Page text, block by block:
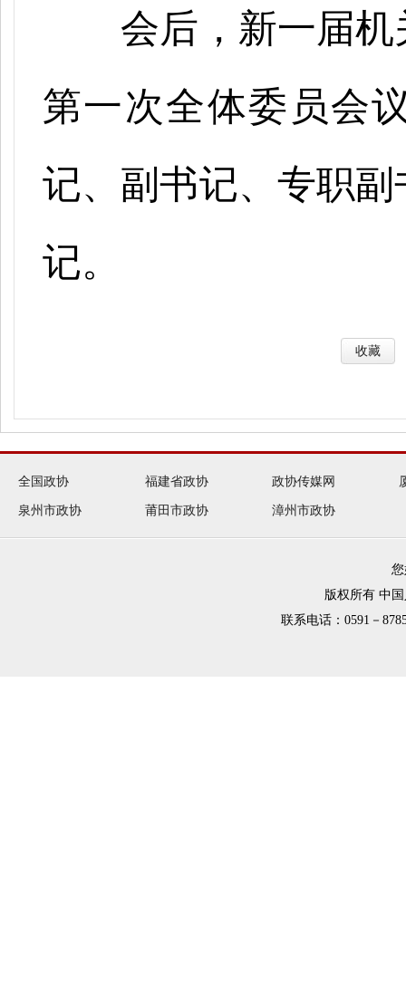
会后，新一届
第一次全体委员会
记、副书记、专职
记。
收藏
全国政协 福建省政协 政协传媒网
泉州市政协 莆田市政协 漳州市政协
版权所有 中
联系电话：0591－